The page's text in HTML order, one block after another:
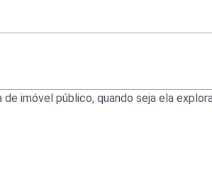
imóvel público, quando seja ela